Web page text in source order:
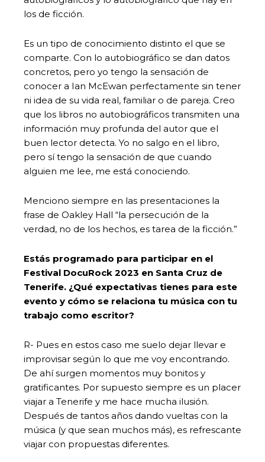
los de ficción.
Es un tipo de conocimiento distinto el que se
comparte. Con lo autobiográfico se dan datos
concretos, pero yo tengo la sensación de
conocer a Ian McEwan perfectamente sin tener
ni idea de su vida real, familiar o de pareja. Creo
que los libros no autobiográficos transmiten una
información muy profunda del autor que el
buen lector detecta. Yo no salgo en el libro,
pero sí tengo la sensación de que cuando
alguien me lee, me está conociendo.
Menciono siempre en las presentaciones la
frase de Oakley Hall “la persecución de la
verdad, no de los hechos, es tarea de la ficción.”
Estás programado para participar en el
Festival DocuRock 2023 en Santa Cruz de
Tenerife. ¿Qué expectativas tienes para este
evento y cómo se relaciona tu música con tu
trabajo como escritor?
R- Pues en estos caso me suelo dejar llevar e
improvisar según lo que me voy encontrando.
De ahí surgen momentos muy bonitos y
gratificantes. Por supuesto siempre es un placer
viajar a Tenerife y me hace mucha ilusión.
Después de tantos años dando vueltas con la
música (y que sean muchos más), es refrescante
viajar con propuestas diferentes.